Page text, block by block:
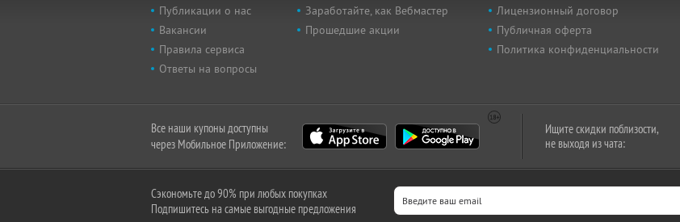
Публикации о нас
Вакансии
Правила сервиса
Ответы на вопросы
Заработайте, как Вебмастер
Прошедшие акции
Лицензионный договор
Публичная оферта
Политика конфиденциальности
Все наши купоны доступны
через Мобильное Приложение:
Ищите скидки поблизости,
не выходя из чата:
Сэкономьте до 90% при любых покупках
Подпишитесь на самые выгодные предложения